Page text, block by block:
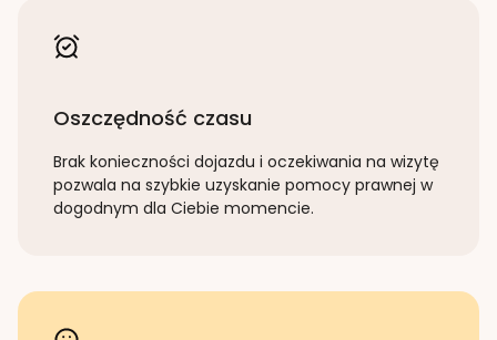
Oszczędność czasu
Brak konieczności dojazdu i oczekiwania na wizytę
pozwala na szybkie uzyskanie pomocy prawnej w
dogodnym dla Ciebie momencie.